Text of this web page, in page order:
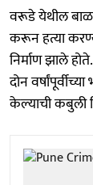
वरूडे येथील
करून हत्या
निर्माण झाले
दोन
केल्याची कबुली